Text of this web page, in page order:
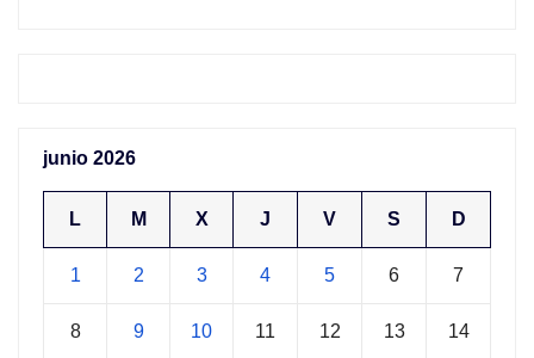
junio 2026
L M X J V S D
1 2 3 4 5 6 7
8 9 10 11 12 13 14